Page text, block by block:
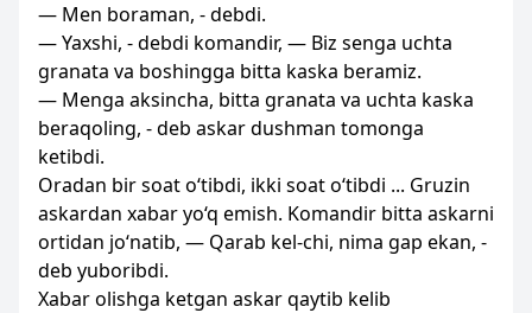
— Men boraman, - debdi.
— Yaxshi, - debdi komandir, — Biz senga uchta
granata va boshingga bitta kaska beramiz.
— Menga aksincha, bitta granata va uchta kaska
beraqoling, - deb askar dushman tomonga
ketibdi.
Oradan bir soat o‘tibdi, ikki soat o‘tibdi ... Gruzin
askardan xabar yo‘q emish. Komandir bitta askarni
ortidan jo‘natib, — Qarab kel-chi, nima gap ekan, -
deb yuboribdi.
Xabar olishga ketgan askar qaytib kelib